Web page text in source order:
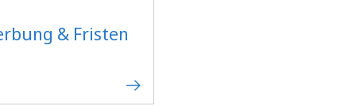
& Fristen